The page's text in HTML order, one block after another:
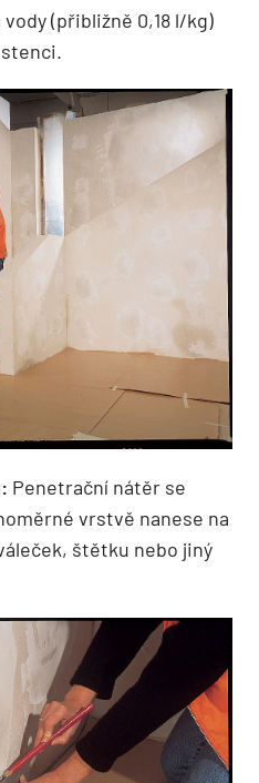
(při­bližně 0,18 l/kg)
Penetrační nátěr se
vrstvě nanese na
štětku nebo jiný